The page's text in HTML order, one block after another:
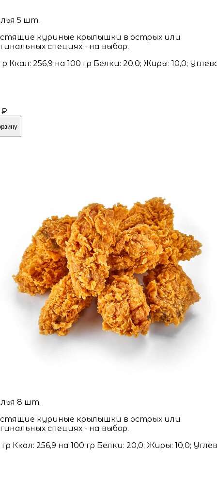
5 шт.
куриные крылышки в острых или
специях - на выбор.
Ккал: 256,9 на 100 гр Белки: 20,0; Жиры: 10,0;
₽
8 шт.
куриные крылышки в острых или
специях - на выбор.
Ккал: 256,9 на 100 гр Белки: 20,0; Жиры: 10,0;